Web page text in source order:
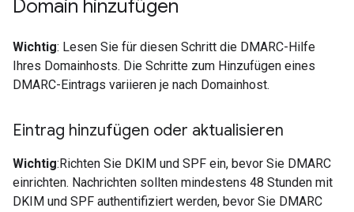
Domain hinzufügen
Wichtig: Lesen Sie für diesen Schritt die DMARC-Hilfe
Ihres Domainhosts. Die Schritte zum Hinzufügen eines
DMARC-Eintrags variieren je nach Domainhost.
Eintrag hinzufügen oder aktualisieren
Wichtig:Richten Sie DKIM und SPF ein, bevor Sie DMARC
einrichten. Nachrichten sollten mindestens 48 Stunden mit
DKIM und SPF authentifiziert werden, bevor Sie DMARC